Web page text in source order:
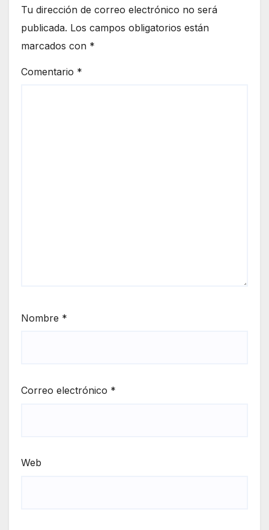
Tu dirección de correo electrónico no será
publicada. Los campos obligatorios están
marcados con *
Comentario *
Nombre *
Correo electrónico *
Web